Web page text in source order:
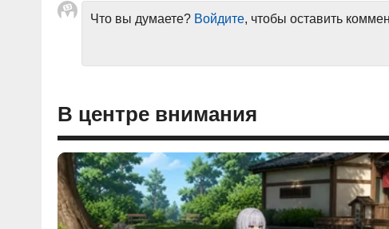
Что вы думаете? Войдите, чтобы оставить
В центре внимания